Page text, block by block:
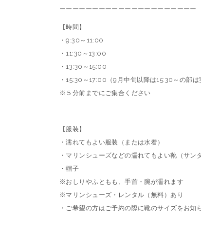
ーーーーーーーーーーーーーーーーーーーーー
【時間】
・9:30～11:00
・11:30～13:00
・13:30～15:00
・15:30～17:00（9月中旬以降は15:30～の部
※５分前までにご集合ください
【服装】
・濡れてもよい服装（または水着）
・マリンシューズなどの濡れてもよい靴（サン
・帽子
※おしりやふともも、手首・腕が濡れます
※マリンシューズ・レンタル（無料）あり
・ご希望の方はご予約の際に靴のサイズをお